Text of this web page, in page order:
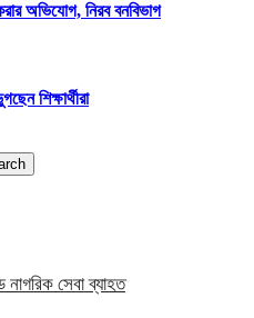
অভিযোগ, নিরব বনবিভাগ
শিক্ষার্থীরা
নাগরিক সেবা ব্যাহত